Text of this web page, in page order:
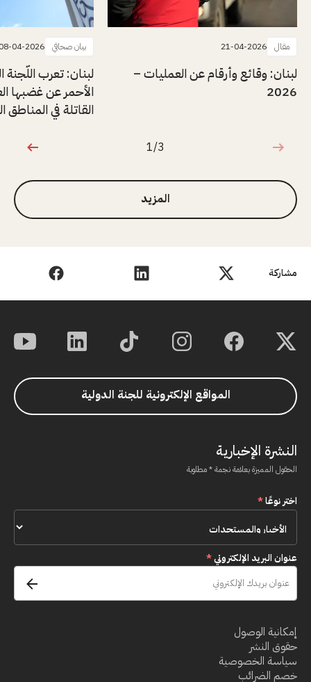
مشاركة
مقال 21-04-2026
لبنان: وقائع وأرقام عن العمليات –
2026
بيان صحافي 04-2026
لبنان: تعرب اللّجنة
الأحمر عن غضبها
القاتلة في المناطق
1 من 3
1/3
المزيد
المواقع الإلكترونية للجنة الدولية
النشرة الإخبارية
الحقول المميزة بعلامة نجمة * مطلوبة
اختر نوعًا*
عنوان البريد الإلكتروني*
إمكانية الوصول
حقوق النشر
سياسة الخصوصية
خصم الضرائب